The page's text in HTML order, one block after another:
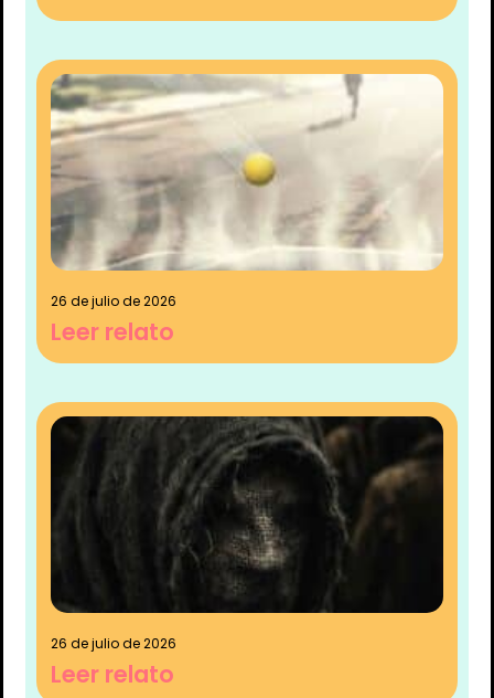
26 de julio de 2026
Leer relato
26 de julio de 2026
Leer relato